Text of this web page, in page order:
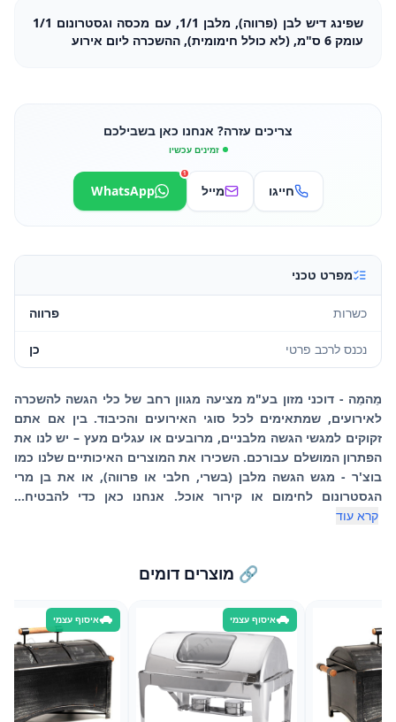
שפינג דיש לבן (פרווה), מלבן 1/1, עם מכסה וגסטרונום 1/1
עומק 6 ס"מ, (לא כולל חימומית), ההשכרה ליום אירוע
צריכים עזרה? אנחנו כאן בשבילכם
זמינים עכשיו
חייגו מייל WhatsApp
1
מפרט טכני
כשרות פרווה
נכנס לרכב פרטי כן
מֵהמֵה - דוכני מזון בע"מ מציעה מגוון רחב של כלי הגשה להשכרה
לאירועים, שמתאימים לכל סוגי האירועים והכיבוד. בין אם אתם
זקוקים למגשי הגשה מלבניים, מרובעים או עגלים מעץ – יש לנו את
הפתרון המושלם עבורכם. השכירו את המוצרים האיכותיים שלנו כמו
בוצ'ר - מגש הגשה מלבן (בשרי, חלבי או פרווה), או את בן מרי
הגסטרונום לחימום או קירור אוכל. אנחנו כאן כדי להבטיח...
קרא עוד
🔗 מוצרים דומים
איסוף עצמי איסוף עצמי